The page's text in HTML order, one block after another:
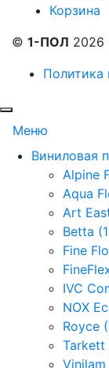
Корзина
© 1-ПОЛ 2026
Политика
Меню
Виниловая
Alpine
Aqua
Art
Betta
Fine
IVC
NOX
Royce
Tarkett
Vinilam